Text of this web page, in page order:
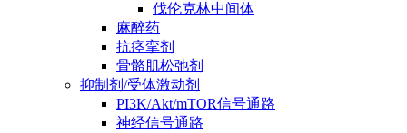
伐伦克林中间体
麻醉药
抗痉挛剂
骨骼肌松弛剂
抑制剂/受体激动剂
PI3K/Akt/mTOR信号通路
神经信号通路